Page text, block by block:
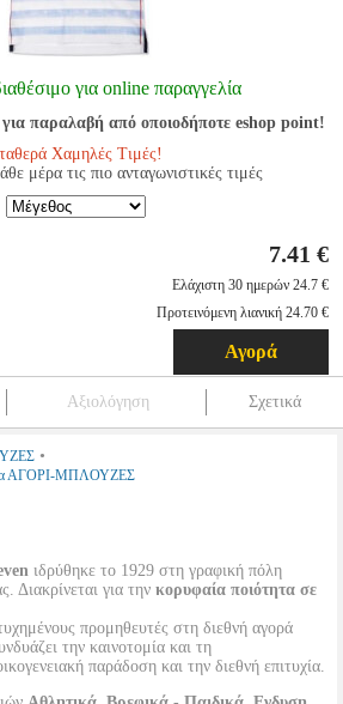
για online παραγγελία
παραλαβή από οποιοδήποτε eshop point!
Χαμηλές Τιμές!
μέρα τις πιο ανταγωνιστικές τιμές
7.41 €
Ελάχιστη 30 ημερών 24.7 €
Προτεινόμενη λιανική 24.70 €
Αγορά
Αξιολόγηση Σχετικά
•
ΑΓΟΡΙ-ΜΠΛΟΥΖΕΣ
ιδρύθηκε το 1929 στη γραφική πόλη
Διακρίνεται για την κορυφαία ποιότητα σε
προμηθευτές στη διεθνή αγορά
την καινοτομία και τη
παράδοση και την διεθνή επιτυχία.